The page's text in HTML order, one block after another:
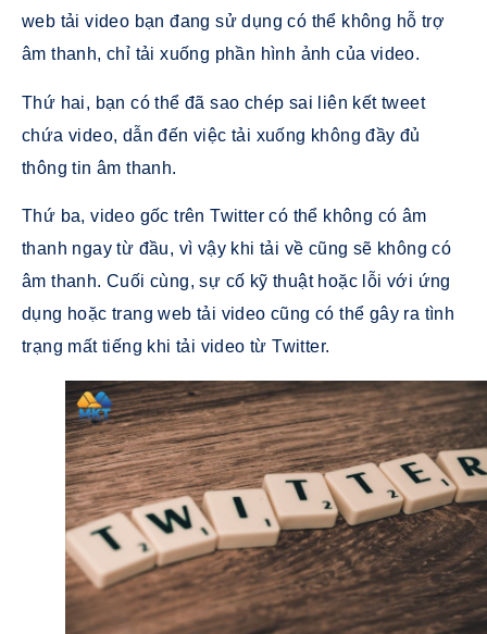
web tải video bạn đang sử dụng có thể không hỗ trợ
âm thanh, chỉ tải xuống phần hình ảnh của video.
Thứ hai, bạn có thể đã sao chép sai liên kết tweet
chứa video, dẫn đến việc tải xuống không đầy đủ
thông tin âm thanh.
Thứ ba, video gốc trên Twitter có thể không có âm
thanh ngay từ đầu, vì vậy khi tải về cũng sẽ không có
âm thanh. Cuối cùng, sự cố kỹ thuật hoặc lỗi với ứng
dụng hoặc trang web tải video cũng có thể gây ra tình
trạng mất tiếng khi tải video từ Twitter.